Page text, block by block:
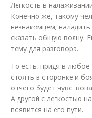
Легкость в
Конечно же, такому
незнакомцем,
сказать общую волну.
тему для разговора.
То есть, придя в
стоять в сторонке и
отчего будет
А другой с легкостью
появится на его пути.